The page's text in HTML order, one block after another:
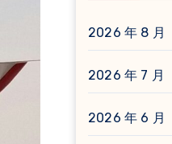
2026 年 8 月
2026 年 7 月
2026 年 6 月